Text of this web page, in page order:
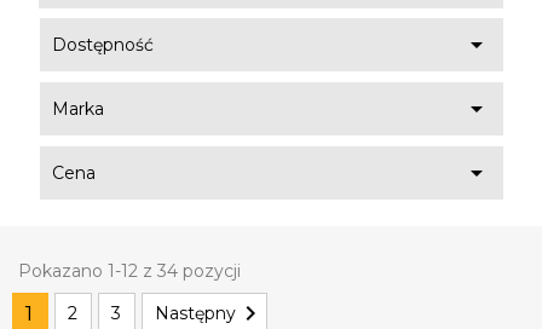
Dostępność 
Marka 
Cena 
Pokazano 1-12 z 34 pozycji
1 2 3 Następny 